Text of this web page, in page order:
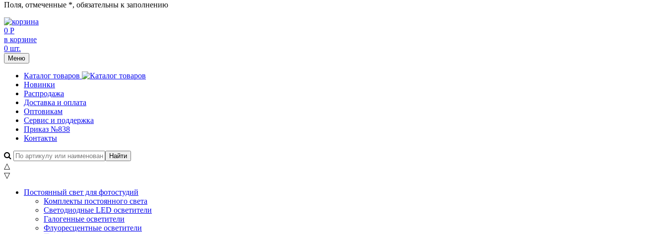
Поля, отмеченные *, обязательны к заполнению
0 Р
в корзине
0 шт.
Меню
Каталог товаров
Новинки
Распродажа
Доставка и оплата
Оптовикам
Сервис и поддержка
Приказ №838
Контакты
△
▽
Постоянный свет для фотостудий
Комплекты постоянного света
Светодиодные LED осветители
Галогенные осветители
Флуоресцентные осветители